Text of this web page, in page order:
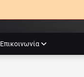
Επικοινωνία